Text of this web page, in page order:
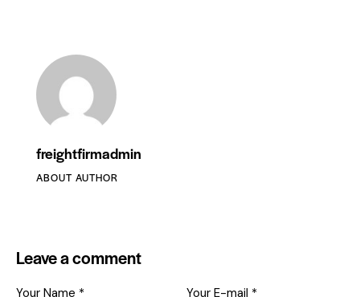
freightfirmadmin
ABOUT AUTHOR
Leave a comment